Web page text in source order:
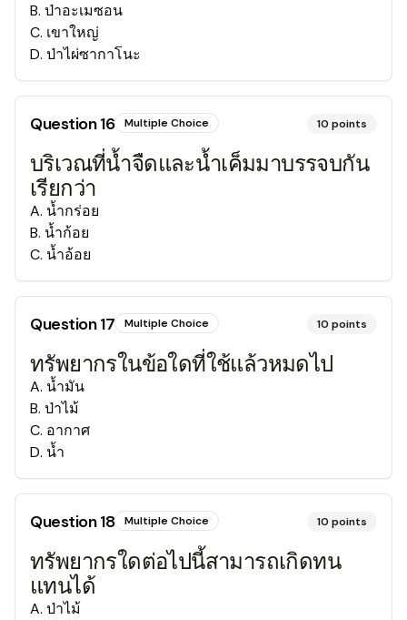
B. ป่าอะเมซอน
C. เขาใหญ่
D. ป่าไผ่ซากาโนะ
Question16 Multiple Choice 10 points
บริเวณที่น้ำจืดและน้ำเค็มมาบรรจบกัน
เรียกว่า
A. น้ำกร่อย
B. น้ำก้อย
C. น้ำอ้อย
Question17 Multiple Choice 10 points
ทรัพยากรในข้อใดที่ใช้แล้วหมดไป
A. น้ำมัน
B. ป่าไม้
C. อากาศ
D. น้ำ
Question18 Multiple Choice 10 points
ทรัพยากรใดต่อไปนี้สามารถเกิดทน
แทนได้
A. ป่าไม้